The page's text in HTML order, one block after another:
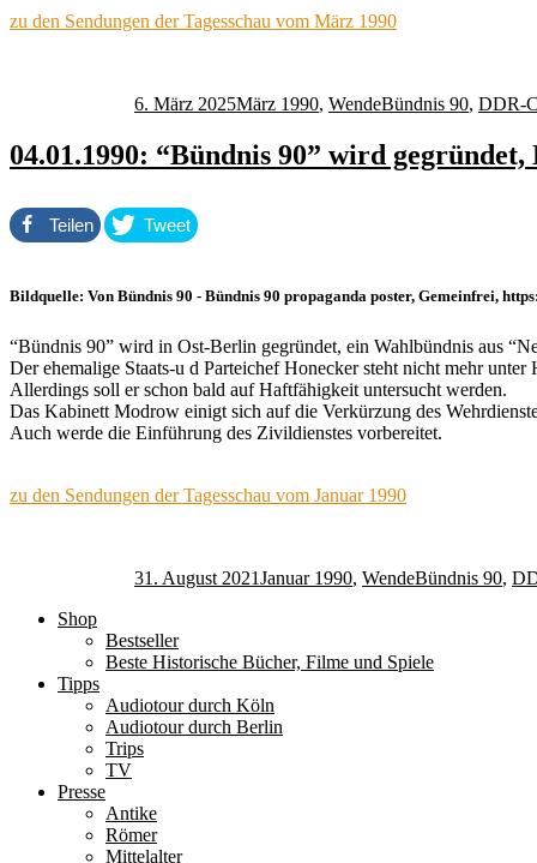
zu den Sendungen der Tagesschau vom März 1990
6. März 2025März 1990, WendeBündnis 90, DDR-
04.01.1990: “Bündnis 90” wird
Teilen Tweet
Bildquelle: Von Bündnis 90 - Bündnis 90 propaganda poster, Gemeinfrei,
“Bündnis 90” wird in Ost-Berlin gegründet, ein Wahlbündnis aus
Der ehemalige Staats-u d Parteichef Honecker steht nicht mehr unter
Allerdings soll er schon bald auf Haftfähigkeit untersucht werden.
Das Kabinett Modrow einigt sich auf die Verkürzung des
Auch werde die Einführung des Zivildienstes vorbereitet.
zu den Sendungen der Tagesschau vom Januar 1990
31. August 2021Januar 1990, WendeBündnis 90,
Shop
Bestseller
Beste Historische Bücher, Filme und Spiele
Tipps
Audiotour durch Köln
Audiotour durch Berlin
Trips
TV
Presse
Antike
Römer
Mittelalter